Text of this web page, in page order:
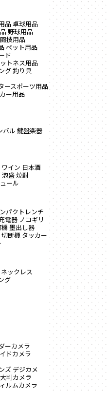
品卓球用品
野球用品
技用品
ペット用品
ド
トネス用品
グ釣り具
ースポーツ用品
カー用品
バル 鍵盤楽器
ワイン 日本酒
泡盛焼酎
ール
パクトレンチ
電器 ノコギリ
墨出し器
切断機 タッカー
ネックレス
グ
ーカメラ
ドカメラ
ズ デジカメ
大判カメラ
ルムカメラ